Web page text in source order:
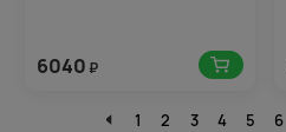
6040 ₽
1 2 3 4 5 6